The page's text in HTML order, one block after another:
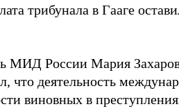
трибунала в Гааге
МИД России Мария
что деятельность
виновных в